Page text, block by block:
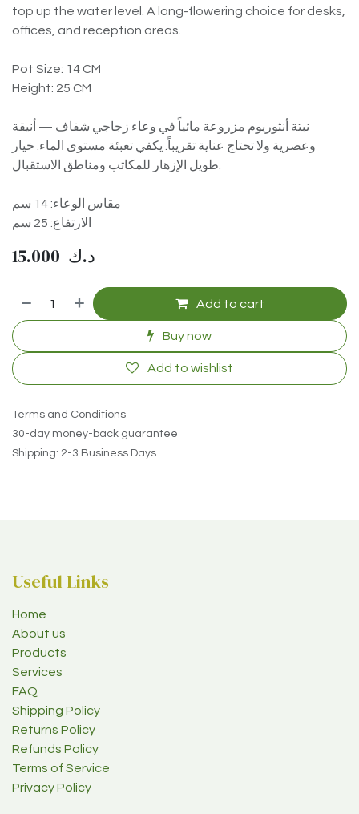
top up the water level. A long-flowering choice for desks,
offices, and reception areas.
Pot Size: 14 CM
Height: 25 CM
نبتة أنثوريوم مزروعة مائياً في وعاء زجاجي شفاف — أنيقة
وعصرية ولا تحتاج عناية تقريباً. يكفي تعبئة مستوى الماء. خيار
طويل الإزهار للمكاتب ومناطق الاستقبال.
مقاس الوعاء: 14 سم
الارتفاع: 25 سم
15.000 د.ك
Add to cart
Buy now
Add to wishlist
Terms and Conditions
30-day money-back guarantee
Shipping: 2-3 Business Days
Useful Links
Home
About us
Products
Services
FAQ
Shipping Policy
Returns Policy
Refunds Policy
Terms of Service
Privacy Policy